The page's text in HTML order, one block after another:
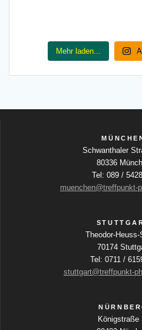
Mehr laden...
Schwanthaler
80336
Tel: 089 /
muenchen@treffpunkt-
Theodor-Heuss-
70174
Tel: 0711 /
stuttgart@treffpunkt-
Königstraße